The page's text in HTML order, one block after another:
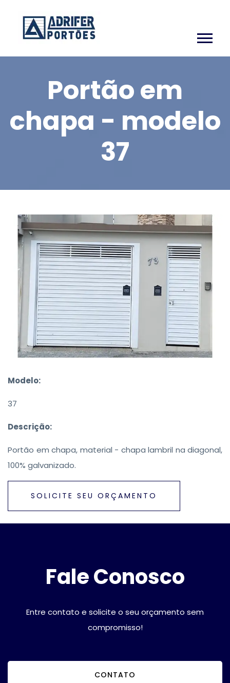
Portão em
chapa - modelo
37
Modelo:
37
Descrição:
Portão em chapa, material - chapa lambril na diagonal,
100% galvanizado.
SOLICITE SEU ORÇAMENTO
Fale Conosco
Entre contato e solicite o seu orçamento sem
compromisso!
CONTATO